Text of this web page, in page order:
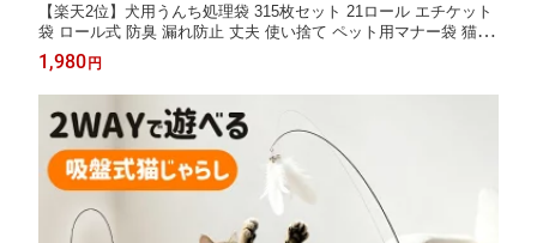
【楽天2位】犬用うんち処理袋 315枚セット 21ロール エチケット
袋 ロール式 防臭 漏れ防止 丈夫 使い捨て ペット用マナー袋 猫砂
処理 散歩用 携帯便利 防臭袋 消臭袋 ペット用マナー袋 犬うんち
袋 袋 ゴミ袋 臭わない 環境に優しい ペット用品 香り付き エコ H
DPE EPI素材
1,980円